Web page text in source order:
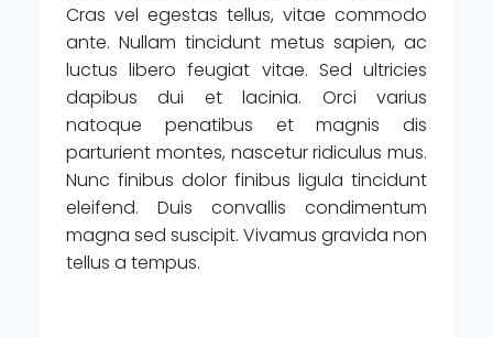
Cras vel egestas tellus, vitae commodo
ante. Nullam tincidunt metus sapien, ac
luctus libero feugiat vitae. Sed ultricies
dapibus dui et lacinia. Orci varius
natoque penatibus et magnis dis
parturient montes, nascetur ridiculus mus.
Nunc finibus dolor finibus ligula tincidunt
eleifend. Duis convallis condimentum
magna sed suscipit. Vivamus gravida non
tellus a tempus.